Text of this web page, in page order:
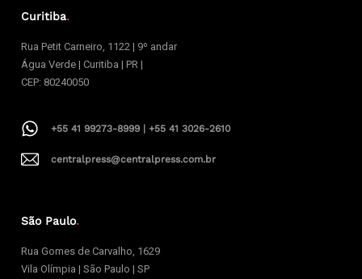
Curitiba.
Rua Petit Carneiro, 1122 | 9º andar
Água Verde | Curitiba | PR |
CEP: 80240050
+55 41 99273-8999 | +55 41 3026-2610
centralpress@centralpress.com.br
São Paulo.
Rua Gomes de Carvalho, 1629
Vila Olímpia | São Paulo | SP